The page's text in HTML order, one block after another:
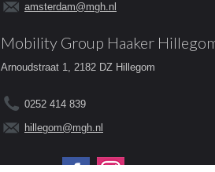
amsterdam@mgh.nl
Mobility Group Haaker
Arnoudstraat 1, 2182 DZ Hillegom
0252 414 839
hillegom@mgh.nl
Volg ons op: